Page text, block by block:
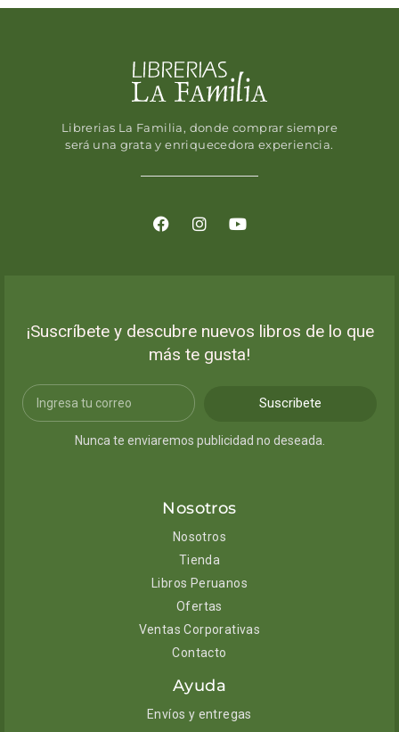
Librerias La Familia, donde comprar siempre
será una grata y enriquecedora experiencia.
¡Suscríbete y descubre nuevos libros de lo que
más te gusta!
Suscribete
Nunca te enviaremos publicidad no deseada.
Nosotros
Nosotros
Tienda
Libros Peruanos
Ofertas
Ventas Corporativas
Contacto
Ayuda
Envíos y entregas